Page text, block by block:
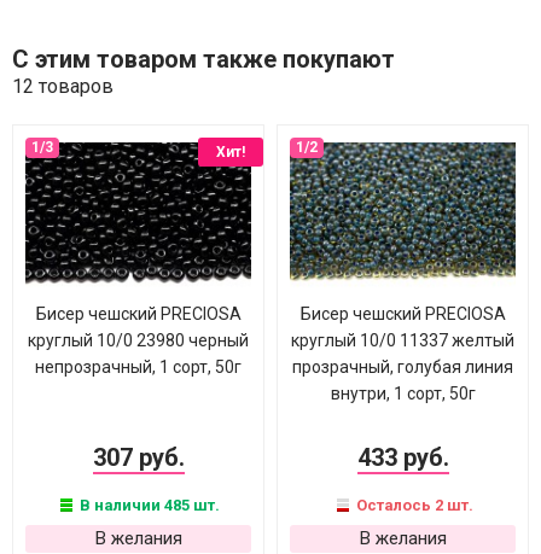
С этим товаром также покупают
12 товаров
Хит!
Бисер чешский PRECIOSA
круглый 10/0 23980 черный
непрозрачный, 1 сорт, 50г
307 руб.
В наличии 485 шт.
В желания
Бисер чешский PRECIOSA
круглый 10/0 11337 желтый
прозрачный, голубая линия
внутри, 1 сорт, 50г
433 руб.
Осталось 2 шт.
В желания